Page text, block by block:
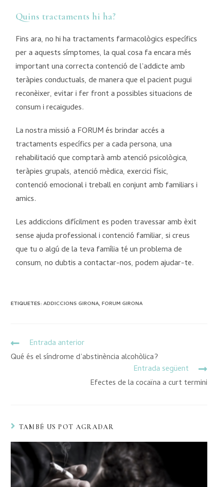
Quins tractaments hi ha?
Fins ara, no hi ha tractaments farmacològics específics
per a aquests símptomes, la qual cosa fa encara més
important una correcta contenció de l’addicte amb
teràpies conductuals, de manera que el pacient pugui
reconèixer, evitar i fer front a possibles situacions de
consum i recaigudes.
La nostra missió a FORUM és brindar accés a
tractaments específics per a cada persona, una
rehabilitació que comptarà amb atenció psicològica,
teràpies grupals, atenció mèdica, exercici físic,
contenció emocional i treball en conjunt amb familiars i
amics.
Les addiccions difícilment es poden travessar amb èxit
sense ajuda professional i contenció familiar, si creus
que tu o algú de la teva família té un problema de
consum, no dubtis a contactar-nos, podem ajudar-te.
ETIQUETES:ADDICCIONS GIRONA, FORUM GIRONA
Entrada anterior
Qué és el síndrome d’abstinència alcohòlica?
Entrada següent
Efectes de la cocaïna a curt termini
TAMBÉ US POT AGRADAR